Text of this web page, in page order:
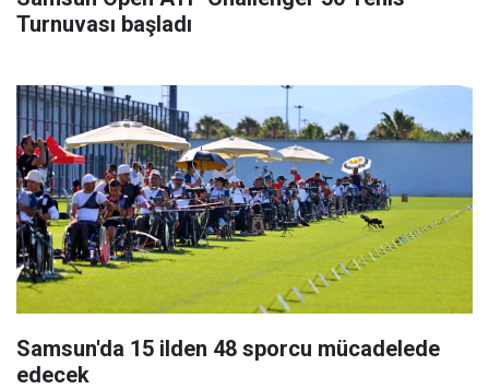
Turnuvası başladı
Samsun'da 15 ilden 48 sporcu mücadelede
edecek